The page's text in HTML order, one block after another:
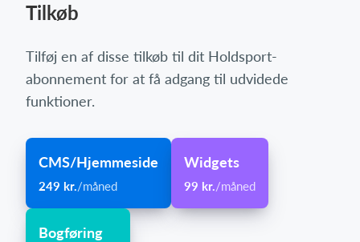
Tilkøb
Tilføj en af disse tilkøb til dit Holdsport-
abonnement for at få adgang til udvidede
funktioner.
CMS/Hjemmeside
249 kr./måned
Widgets
99 kr./måned
Bogføring